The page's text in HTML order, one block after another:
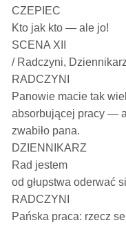
CZEPIEC
Kto jak kto — ale jo!
SCENA XII
/ Radczyni,
RADCZYNI
Panowie macie tak
absorbującej pracy —
zwabiło pana.
DZIENNIKARZ
Rad jestem
od głupstwa oderwać
RADCZYNI
Pańska praca: rzecz